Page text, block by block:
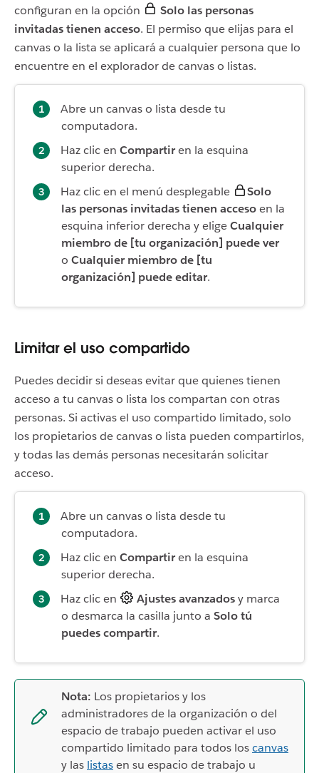
configuran en la opción
Solo las personas
invitadas tienen acceso. El permiso que elijas para el
canvas o la lista se aplicará a cualquier persona que lo
encuentre en el explorador de canvas o listas.
Abre un canvas o lista desde tu
computadora.
Haz clic en Compartiren la esquina
superior derecha.
Haz clic en el menú desplegable
Solo
las personas invitadas tienen accesoen la
esquina inferior derecha y eligeCualquier
miembro de [tu organización] puede ver
o Cualquier miembro de [tu
organización] puede editar.
Limitar el uso compartido
Puedes decidir si deseas evitar que quienes tienen
acceso a tu canvas o lista los compartan con otras
personas. Si activas el uso compartido limitado, solo
los propietarios de canvas o lista pueden compartirlos,
y todas las demás personas necesitarán solicitar
acceso.
Abre un canvas o lista desde tu
computadora.
Haz clic en Compartiren la esquina
superior derecha.
Haz clic en
Ajustes avanzadosy marca
o desmarca la casilla junto a Solo tú
puedes compartir.
Nota: Los propietarios y los
administradores de la organización o del
espacio de trabajo pueden activar el uso
compartido limitado para todos loscanvas
y las listasen su espacio de trabajo u